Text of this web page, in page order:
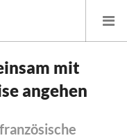
mit
angehen